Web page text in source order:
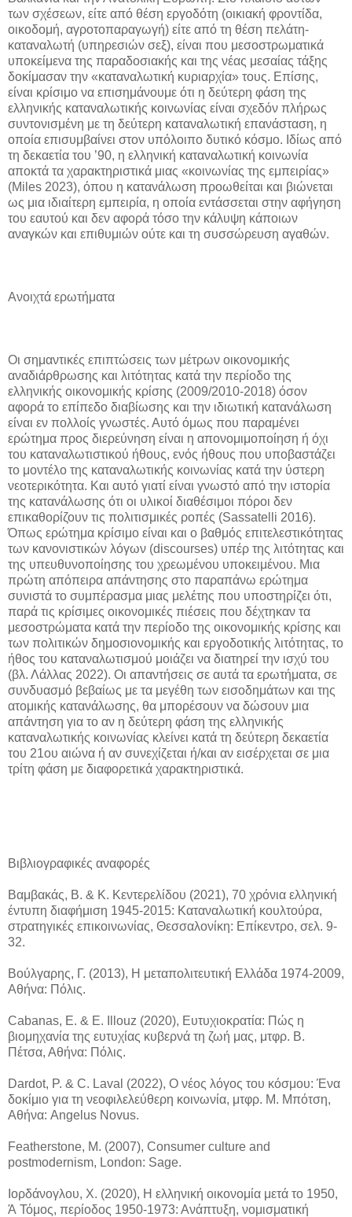
των σχέσεων, είτε από θέση εργοδότη (οικιακή φροντίδα,
οικοδομή, αγροτοπαραγωγή) είτε από τη θέση πελάτη-
καταναλωτή (υπηρεσιών σεξ), είναι που μεσοστρωματικά
υποκείμενα της παραδοσιακής και της νέας μεσαίας τάξης
δοκίμασαν την «καταναλωτική κυριαρχία» τους. Επίσης,
είναι κρίσιμο να επισημάνουμε ότι η δεύτερη φάση της
ελληνικής καταναλωτικής κοινωνίας είναι σχεδόν πλήρως
συντονισμένη με τη δεύτερη καταναλωτική επανάσταση, η
οποία επισυμβαίνει στον υπόλοιπο δυτικό κόσμο. Ιδίως από
τη δεκαετία του ’90, η ελληνική καταναλωτική κοινωνία
αποκτά τα χαρακτηριστικά μιας «κοινωνίας της εμπειρίας»
(Miles 2023), όπου η κατανάλωση προωθείται και βιώνεται
ως μια ιδιαίτερη εμπειρία, η οποία εντάσσεται στην αφήγηση
του εαυτού και δεν αφορά τόσο την κάλυψη κάποιων
αναγκών και επιθυμιών ούτε και τη συσσώρευση αγαθών.
Ανοιχτά ερωτήματα
Οι σημαντικές επιπτώσεις των μέτρων οικονομικής
αναδιάρθρωσης και λιτότητας κατά την περίοδο της
ελληνικής οικονομικής κρίσης (2009/2010-2018) όσον
αφορά το επίπεδο διαβίωσης και την ιδιωτική κατανάλωση
είναι εν πολλοίς γνωστές. Αυτό όμως που παραμένει
ερώτημα προς διερεύνηση είναι η απονομιμοποίηση ή όχι
του καταναλωτιστικού ήθους, ενός ήθους που υποβαστάζει
το μοντέλο της καταναλωτικής κοινωνίας κατά την ύστερη
νεοτερικότητα. Και αυτό γιατί είναι γνωστό από την ιστορία
της κατανάλωσης ότι οι υλικοί διαθέσιμοι πόροι δεν
επικαθορίζουν τις πολιτισμικές ροπές (Sassatelli 2016).
Όπως ερώτημα κρίσιμο είναι και ο βαθμός επιτελεστικότητας
των κανονιστικών λόγων (discourses) υπέρ της λιτότητας και
της υπευθυνοποίησης του χρεωμένου υποκειμένου. Μια
πρώτη απόπειρα απάντησης στο παραπάνω ερώτημα
συνιστά το συμπέρασμα μιας μελέτης που υποστηρίζει ότι,
παρά τις κρίσιμες οικονομικές πιέσεις που δέχτηκαν τα
μεσοστρώματα κατά την περίοδο της οικονομικής κρίσης και
των πολιτικών δημοσιονομικής και εργοδοτικής λιτότητας, το
ήθος του καταναλωτισμού μοιάζει να διατηρεί την ισχύ του
(βλ. Λάλλας 2022). Οι απαντήσεις σε αυτά τα ερωτήματα, σε
συνδυασμό βεβαίως με τα μεγέθη των εισοδημάτων και της
ατομικής κατανάλωσης, θα μπορέσουν να δώσουν μια
απάντηση για το αν η δεύτερη φάση της ελληνικής
καταναλωτικής κοινωνίας κλείνει κατά τη δεύτερη δεκαετία
του 21ου αιώνα ή αν συνεχίζεται ή/και αν εισέρχεται σε μια
τρίτη φάση με διαφορετικά χαρακτηριστικά.
Βιβλιογραφικές αναφορές
Βαμβακάς, Β. & Κ. Κεντερελίδου (2021), 70 χρόνια ελληνική
έντυπη διαφήμιση 1945-2015: Καταναλωτική κουλτούρα,
στρατηγικές επικοινωνίας, Θεσσαλονίκη: Επίκεντρο, σελ. 9-
32.
Βούλγαρης, Γ. (2013), Η μεταπολιτευτική Ελλάδα 1974-2009,
Αθήνα: Πόλις.
Cabanas, E. & E. Illouz (2020), Ευτυχιοκρατία: Πώς η
βιομηχανία της ευτυχίας κυβερνά τη ζωή μας, μτφρ. Β.
Πέτσα, Αθήνα: Πόλις.
Dardot, P. & C. Laval (2022), Ο νέος λόγος του κόσμου: Ένα
δοκίμιο για τη νεοφιλελεύθερη κοινωνία, μτφρ. Μ. Μπότση,
Αθήνα: Angelus Novus.
Featherstone, M. (2007), Consumer culture and
postmodernism, London: Sage.
Ιορδάνογλου, X. (2020), Η ελληνική οικονομία μετά το 1950,
Ά Τόμος, περίοδος 1950-1973: Ανάπτυξη, νομισματική